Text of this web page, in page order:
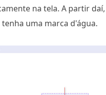
na tela. A partir
uma marca d'água.